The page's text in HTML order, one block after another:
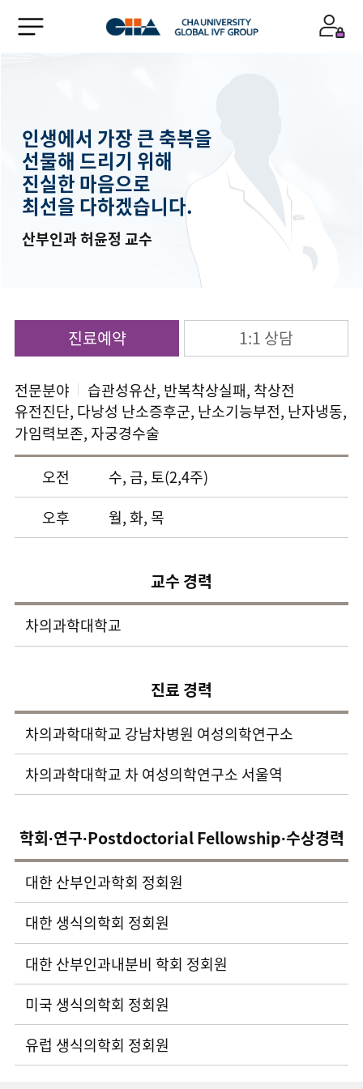
인생에서 가장 큰 축복을
선물해 드리기 위해
진실한 마음으로
최선을 다하겠습니다.
산부인과 허윤정 교수
진료예약 1:1 상담
전문분야
습관성유산, 반복착상실패, 착상전
유전진단, 다낭성 난소증후군, 난소기능부전, 난자냉동,
가임력보존, 자궁경수술
오전
수, 금, 토(2,4주)
오후
월, 화, 목
교수 경력
차의과학대학교
진료 경력
차의과학대학교 강남차병원 여성의학연구소
차의과학대학교 차 여성의학연구소 서울역
학회∙연구∙Postdoctorial Fellowship∙수상경력
대한 산부인과학회 정회원
대한 생식의학회 정회원
대한 산부인과내분비 학회 정회원
미국 생식의학회 정회원
유럽 생식의학회 정회원